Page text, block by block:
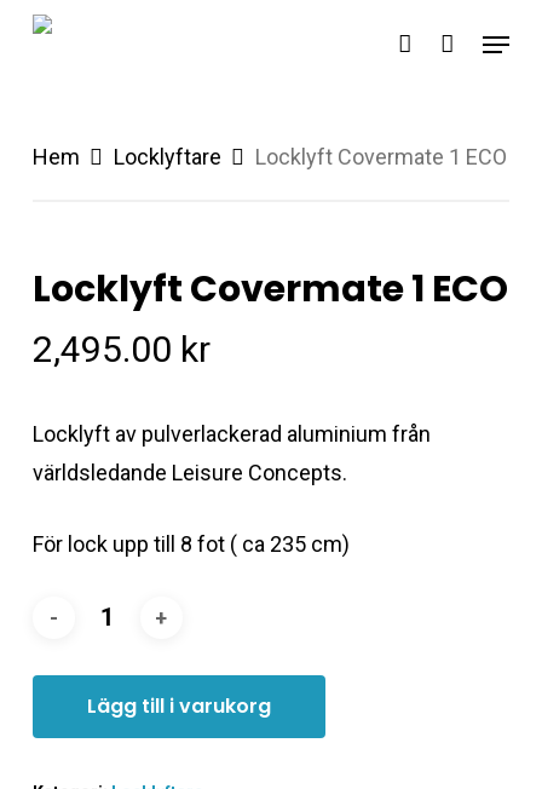
Skip
account
Menu
Hem Locklyftare Locklyft Covermate 1 ECO
Locklyft Covermate 1 ECO
2,495.00 kr
Locklyft av pulverlackerad aluminium från
världsledande Leisure Concepts.
För lock upp till 8 fot ( ca 235 cm)
Lägg till i varukorg